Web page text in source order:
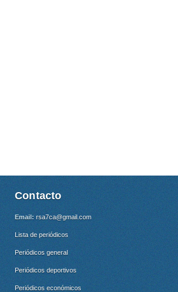
Contacto
Email: rsa7ca@gmail.com
Lista de periódicos
Periódicos general
Periódicos deportivos
Periódicos económicos